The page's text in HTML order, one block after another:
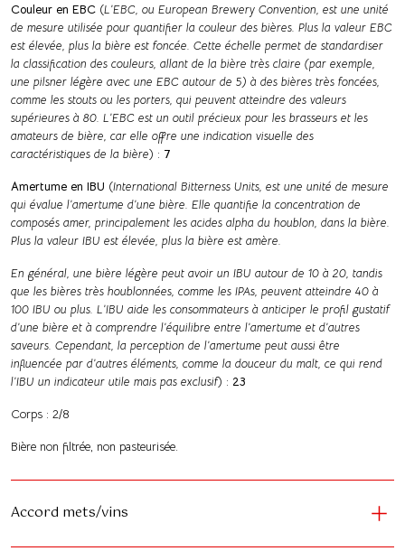
Couleur en EBC (L’EBC, ou European Brewery Convention, est une unité
de mesure utilisée pour quantifier la couleur des bières. Plus la valeur EBC
est élevée, plus la bière est foncée. Cette échelle permet de standardiser
la classification des couleurs, allant de la bière très claire (par exemple,
une pilsner légère avec une EBC autour de 5) à des bières très foncées,
comme les stouts ou les porters, qui peuvent atteindre des valeurs
supérieures à 80. L’EBC est un outil précieux pour les brasseurs et les
amateurs de bière, car elle offre une indication visuelle des
caractéristiques de la bière) : 7
Amertume en IBU (International Bitterness Units, est une unité de mesure
qui évalue l’amertume d’une bière. Elle quantifie la concentration de
composés amer, principalement les acides alpha du houblon, dans la bière.
Plus la valeur IBU est élevée, plus la bière est amère.
En général, une bière légère peut avoir un IBU autour de 10 à 20, tandis
que les bières très houblonnées, comme les IPAs, peuvent atteindre 40 à
100 IBU ou plus. L’IBU aide les consommateurs à anticiper le profil gustatif
d’une bière et à comprendre l’équilibre entre l’amertume et d’autres
saveurs. Cependant, la perception de l’amertume peut aussi être
influencée par d’autres éléments, comme la douceur du malt, ce qui rend
l’IBU un indicateur utile mais pas exclusif) : 23
Corps : 2/8
Bière non filtrée, non pasteurisée.
Accord mets/vins